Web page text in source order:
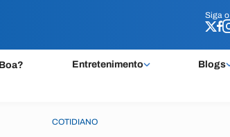
Siga o
Entretenimento Blogs
Siga o
COTIDIANO